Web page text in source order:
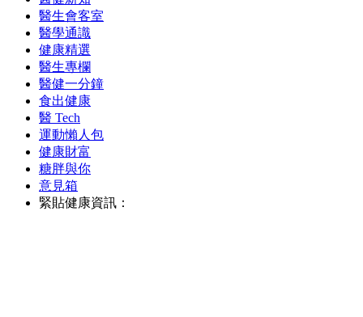
醫生會客室
醫學通識
健康精選
醫生專欄
醫健一分鐘
食出健康
醫 Tech
運動懶人包
健康財富
糖胖與你
意見箱
緊貼健康資訊：